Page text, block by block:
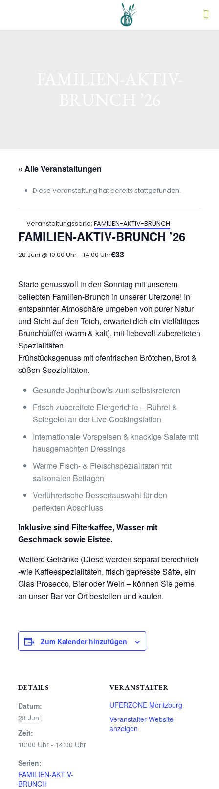
« Alle Veranstaltungen
Diese Veranstaltung hat bereits stattgefunden.
Veranstaltungsserie: FAMILIEN-AKTIV-BRUNCH
FAMILIEN-AKTIV-BRUNCH ’26
28 Juni @ 10:00 Uhr- 14:00 Uhr€33
Starte genussvoll in den Sonntag mit unserem
beliebten Familien-Brunch in unserer Uferzone! In
entspannter Atmosphäre umgeben von purer Natur
und Sicht auf den Teich, erwartet dich ein vielfältiges
Brunchbuffet (warm & kalt), mit liebevoll zubereiteten
Spezialitäten.
Frühstücksgenuss mit ofenfrischen Brötchen, Brot &
süßen Spezialitäten.
Gesunde Joghurtbowls zum selbstkreieren
Frisch zubereitete Eiergerichte – Rührei &
Spiegelei an der Live-Cookingstation
Internationale Vorspeisen & knackige Salate mit
hausgemachten Dressings
Warme Fisch- & Fleischspezialitäten mit
saisonalen Beilagen
Verführerische Dessertauswahl für den
perfekten Abschluss
Inklusive sind Filterkaffee, Wasser mit
Geschmack sowie Eistee.
Weitere Getränke (Diese werden separat berechnet)
-wie Kaffeespezialitäten, frisch gepresste Säfte, ein
Glas Prosecco, Bier oder Wein – können Sie gerne
an unser Bar vor Ort bestellen und kaufen.
Zum Kalender hinzufügen
DETAILS
Datum:
28 Juni
Zeit:
10:00 Uhr - 14:00 Uhr
Serien:
FAMILIEN-AKTIV-
BRUNCH
VERANSTALTER
UFERZONE Moritzburg
Veranstalter-Website
anzeigen